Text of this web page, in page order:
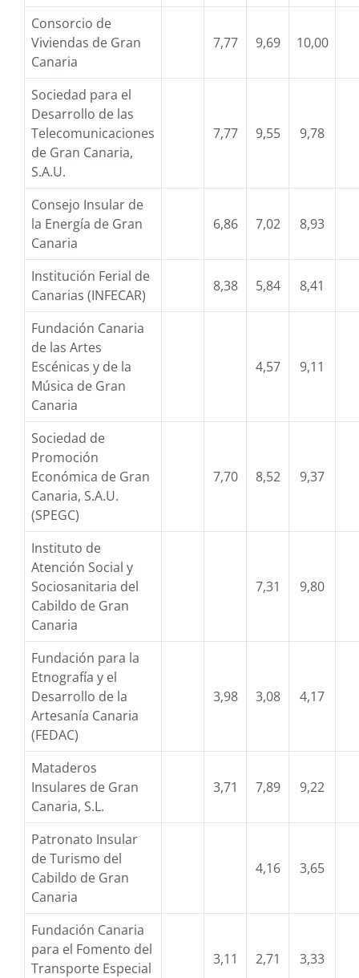
Consorcio de
Viviendas de Gran
Canaria
7,77 9,69 10,00
Sociedad para el
Desarrollo de las
Telecomunicaciones
de Gran Canaria,
S.A.U.
7,77 9,55 9,78
Consejo Insular de
la Energía de Gran
Canaria
6,86 7,02 8,93
Institución Ferial de
Canarias (INFECAR)
8,38 5,84 8,41
Fundación Canaria
de las Artes
Escénicas y de la
Música de Gran
Canaria
4,57 9,11
Sociedad de
Promoción
Económica de Gran
Canaria, S.A.U.
(SPEGC)
7,70 8,52 9,37
Instituto de
Atención Social y
Sociosanitaria del
Cabildo de Gran
Canaria
7,31 9,80
Fundación para la
Etnografía y el
Desarrollo de la
Artesanía Canaria
(FEDAC)
3,98 3,08 4,17
Mataderos
Insulares de Gran
Canaria, S.L.
3,71 7,89 9,22
Patronato Insular
de Turismo del
Cabildo de Gran
Canaria
4,16 3,65
Fundación Canaria
para el Fomento del
Transporte Especial
3,11 2,71 3,33